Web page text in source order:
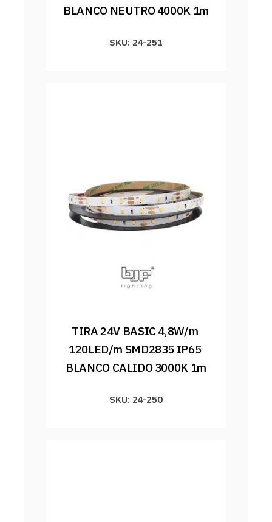
BLANCO NEUTRO 4000K 1m
SKU: 24-251
TIRA 24V BASIC 4,8W/m
120LED/m SMD2835 IP65
BLANCO CALIDO 3000K 1m
SKU: 24-250